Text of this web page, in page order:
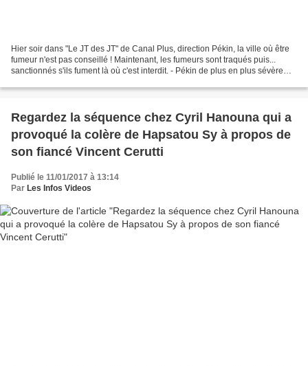
Hier soir dans "Le JT des JT" de Canal Plus, direction Pékin, la ville où être
fumeur n'est pas conseillé ! Maintenant, les fumeurs sont traqués puis...
sanctionnés s'ils fument là où c'est interdit. - Pékin de plus en plus sévère
Regardez la séquence chez Cyril Hanouna qui a
provoqué la colère de Hapsatou Sy à propos de
son fiancé Vincent Cerutti
Publié le 11/01/2017 à 13:14
Par Les Infos Videos